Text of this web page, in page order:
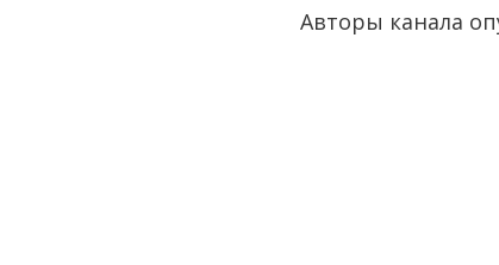
Авторы канала